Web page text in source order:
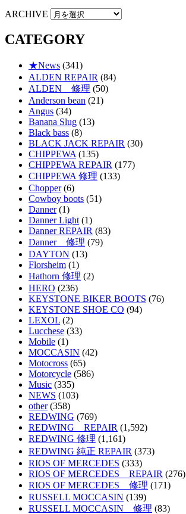
ARCHIVE
CATEGORY
★News (341)
ALDEN REPAIR (84)
ALDEN 修理 (50)
Anderson bean (21)
Angus (34)
Banana Slug (13)
Black bass (8)
BLACK JACK REPAIR (30)
CHIPPEWA (135)
CHIPPEWA REPAIR (177)
CHIPPEWA 修理 (133)
Chopper(6)
Cowboy boots (51)
Danner(1)
Danner Light (1)
Danner REPAIR (83)
Danner 修理 (79)
DAYTON (13)
Florsheim (1)
Hathorn 修理 (2)
HERO (236)
KEYSTONE BIKER BOOTS (76)
KEYSTONE SHOE CO (94)
LEXOL (2)
Lucchese (33)
Mobile (1)
MOCCASIN (42)
Motocross (65)
Motorcycle (586)
Music (335)
NEWS (103)
other(358)
REDWING (769)
REDWING REPAIR (1,592)
REDWING 修理 (1,161)
REDWING 純正 REPAIR (373)
RIOS OF MERCEDES (333)
RIOS OF MERCEDES REPAIR (276)
RIOS OF MERCEDES 修理 (171)
RUSSELL MOCCASIN (139)
RUSSELL MOCCASIN 修理 (83)